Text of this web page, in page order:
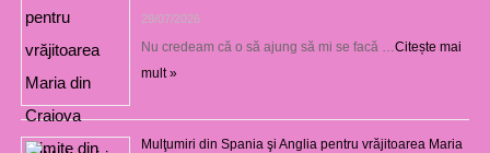
29/07/2026
Nu credeam că o să ajung să mi se facă … Citește mai
mult »
Mulţumiri din Spania şi Anglia pentru vrăjitoarea Maria